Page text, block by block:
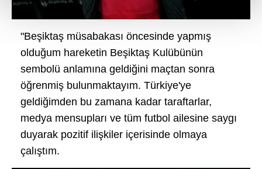
kalemimiz olduğunu sizlere hatırlatmak isteriz.
Her halükârda, kullanıcılar, bu çerezlere izin vermedikleri
takdirde, kullanıcılara hedefli reklamlar
gösterilmeyecektir."
Sizlere daha iyi bir hizmet sunabilmek için İnternet
Sitemizde kendimize ve üçüncü kişilere ait çerezler
kullanılmaktadır. Bu çerezler vasıtasıyla çeşitli kişisel
verileriniz işlenmekte olup gerekli olan çerezler bilgi
toplumu hizmetlerinin sunulması amacıyla
kullanılmaktadır. Diğer çerezler, sitemizin daha işlevsel
"Beşiktaş müsabakası öncesinde yapmış
olduğum hareketin Beşiktaş Kulübünün
sembolü anlamına geldiğini maçtan sonra
öğrenmiş bulunmaktayım. Türkiye'ye
geldiğimden bu zamana kadar taraftarlar,
medya mensupları ve tüm futbol ailesine saygı
duyarak pozitif ilişkiler içerisinde olmaya
çalıştım.